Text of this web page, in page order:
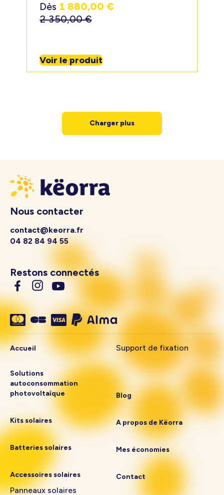
Dès 1 880,00€
2 350,00€
Voir le produit
Charger plus
Nous contacter
contact@keorra.fr
04 82 84 94 55
Restons connectés
Accueil
Solutions
autoconsommation
photovoltaïque
Kits solaires
Batteries solaires
Accessoires solaires
Panneaux solaires
Support de fixation
Blog
A propos de Këorra
Mes économies
Contact